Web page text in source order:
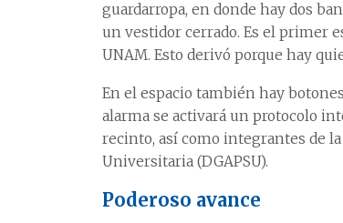
guardarropa, en donde hay dos
un vestidor cerrado. Es el primer
UNAM. Esto derivó porque hay
En el espacio también hay
alarma se activará un protocolo
recinto, así como integrantes de
Universitaria (DGAPSU).
Poderoso avance